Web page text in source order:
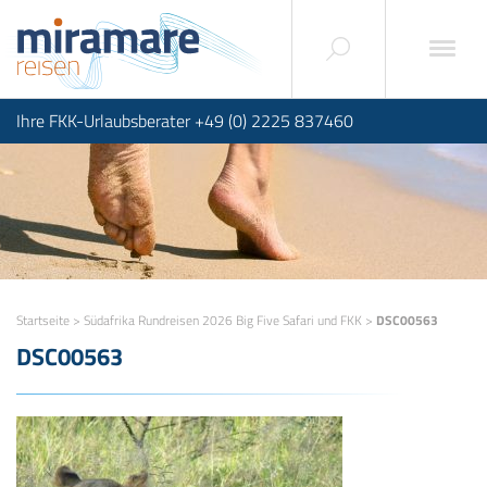
Ihre FKK-Urlaubsberater +49 (0) 2225 837460
Startseite > Südafrika Rundreisen 2026 Big Five Safari und FKK > DSC00563
DSC00563